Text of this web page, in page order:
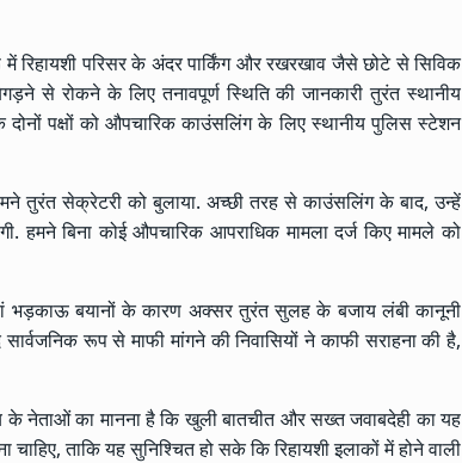
रिहायशी परिसर के अंदर पार्किंग और रखरखाव जैसे छोटे से सिविक
से रोकने के लिए तनावपूर्ण स्थिति की जानकारी तुरंत स्थानीय
दोनों पक्षों को औपचारिक काउंसलिंग के लिए स्थानीय पुलिस स्टेशन
तुरंत सेक्रेटरी को बुलाया. अच्छी तरह से काउंसलिंग के बाद, उन्हें
हमने बिना कोई औपचारिक आपराधिक मामला दर्ज किए मामले को
भड़काऊ बयानों के कारण अक्सर तुरंत सुलह के बजाय लंबी कानूनी
रूप से माफी मांगने की निवासियों ने काफी सराहना की है,
नेताओं का मानना है कि खुली बातचीत और सख्त जवाबदेही का यह
ताकि यह सुनिश्चित हो सके कि रिहायशी इलाकों में होने वाली